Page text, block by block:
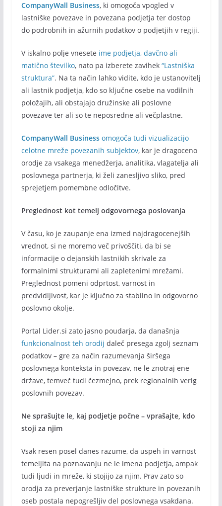
CompanyWall Business, ki omogoča vpogled v
lastniške povezave in povezana podjetja ter dostop
do podrobnih in ažurnih podatkov o podjetjih v regiji.
V iskalno polje vnesete ime podjetja, davčno ali
matično številko, nato pa izberete zavihek “Lastniška
struktura”. Na ta način lahko vidite, kdo je ustanovitelj
ali lastnik podjetja, kdo so ključne osebe na vodilnih
položajih, ali obstajajo družinske ali poslovne
povezave ter ali so te neposredne ali večplastne.
CompanyWall Businessomogoča tudi vizualizacijo
celotne mreže povezanih subjektov, kar je dragoceno
orodje za vsakega menedžerja, analitika, vlagatelja ali
poslovnega partnerja, ki želi zanesljivo sliko, pred
sprejetjem pomembne odločitve.
Preglednost kot temelj odgovornega poslovanja
V času, ko je zaupanje ena izmed najdragocenejših
vrednot, si ne moremo več privoščiti, da bi se
informacije o dejanskih lastnikih skrivale za
formalnimi strukturami ali zapletenimi mrežami.
Preglednost pomeni odprtost, varnost in
predvidljivost, kar je ključno za stabilno in odgovorno
poslovno okolje.
Portal Lider.si zato jasno poudarja, da današnja
funkcionalnost teh orodij daleč presega zgolj seznam
podatkov – gre za način razumevanja širšega
poslovnega konteksta in povezav, ne le znotraj ene
države, temveč tudi čezmejno, prek regionalnih verig
poslovnih povezav.
Ne sprašujte le, kaj podjetje počne – vprašajte, kdo
stoji za njim
Vsak resen posel danes razume, da uspeh in varnost
temeljita na poznavanju ne le imena podjetja, ampak
tudi ljudi in mreže, ki stojijo za njim. Prav zato so
orodja za preverjanje lastniške strukture in povezanih
oseb postala nepogrešljiv del poslovnega vsakdana.